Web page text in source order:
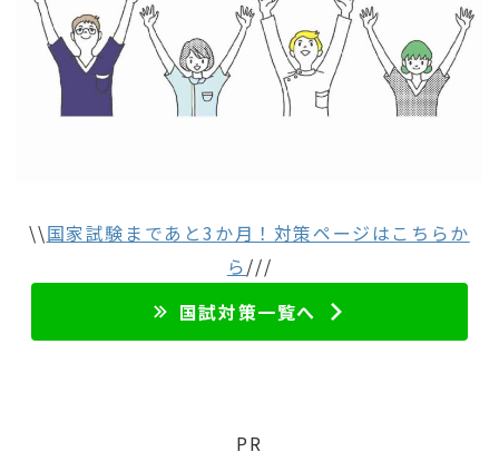
\\国家試験まであと3か月！対策ページはこちらか
ら///
国試対策一覧へ
PR